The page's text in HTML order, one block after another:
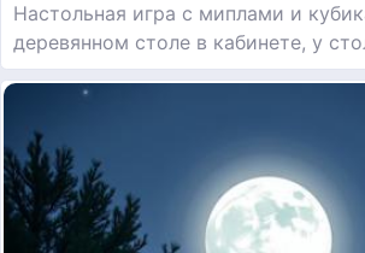
Настольная игра с миплами и
деревянном столе в кабинете, у